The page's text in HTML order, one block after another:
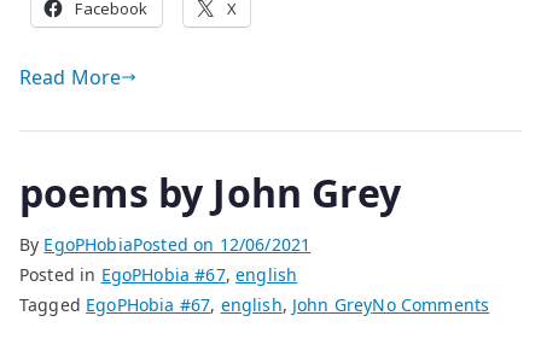
Facebook X
Read More
poems by John Grey
By EgoPHobiaPosted on 12/06/2021
Posted in EgoPHobia #67,english
Tagged EgoPHobia #67, english, John GreyNo Comments